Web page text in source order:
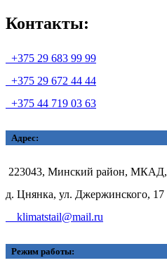
Контакты:
+375 29 683 99 99
+375 29 672 44 44
+375 44 719 03 63
Адрес:
223043, Минский район, МКАД,
д. Цнянка, ул. Джержинского, 17
klimatstail@mail.ru
Режим работы: